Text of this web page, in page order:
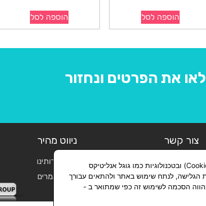
הוספה לסל הוספה לסל
את הפרטים ונחזור
צור קשר
074-769-14-14
clickhit10@gmail.com
ניווט מהיר
אודותינו
מאמרים
שלום לך, האתר משתמש בעוגיות (Cookies) ובטכנולוגיות כמו גוגל אנליטיקס
הגלישה, לנתח שימוש באתר ולהתאים עבורך
הסכמה לשימוש זה כפי שמתואר ב -